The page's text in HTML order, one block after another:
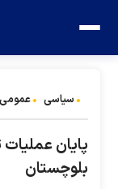
سیاسی عمومی
پایان
بلوچستان